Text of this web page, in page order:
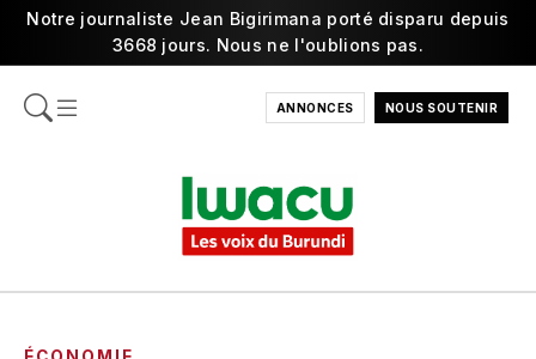
Notre journaliste Jean Bigirimana porté disparu depuis
3668 jours. Nous ne l'oublions pas.
ANNONCES NOUS SOUTENIR